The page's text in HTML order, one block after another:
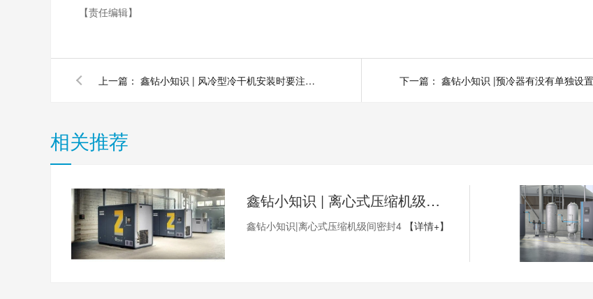
【责任编辑】
上一篇： 鑫钻小知识 | 风冷型冷干机安装时要注意什么? 下一篇：
相关推荐
鑫钻小知识 | 离心式压缩机级间密封4
鑫钻小知识|离心式压缩机级间密封4 【详情+】